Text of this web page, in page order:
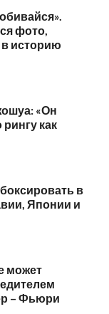
фото,
в историю
«Он
как
в
Японии и
может
– Фьюри